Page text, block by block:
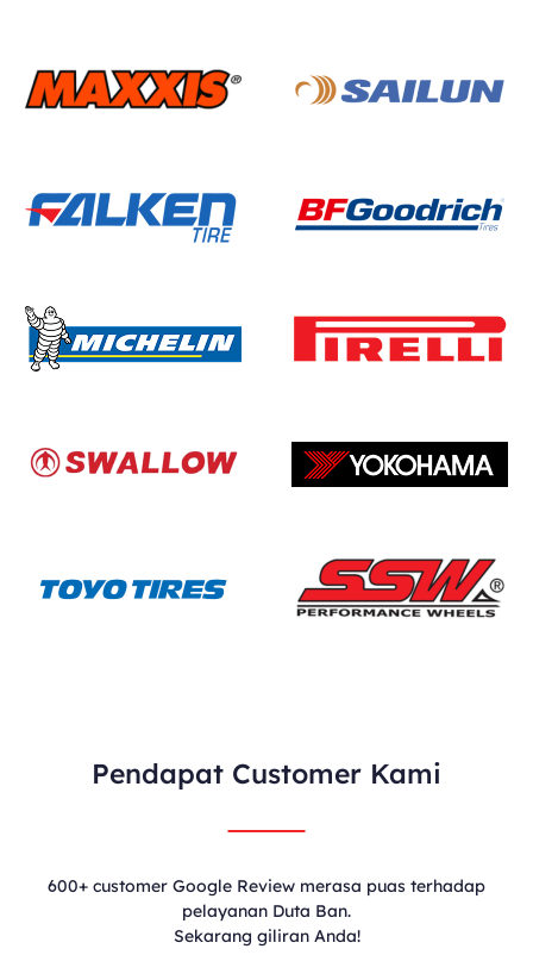
Pendapat Customer Kami
600+ customer Google Review merasa puas terhadap
pelayanan Duta Ban.
Sekarang giliran Anda!